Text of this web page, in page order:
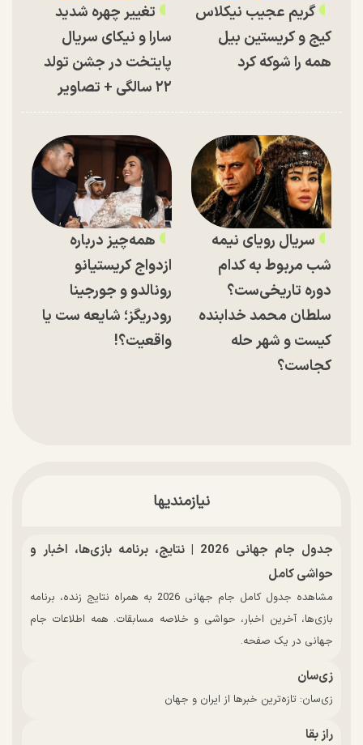
گریم عجیب نیکلاس
کیج و کریستین بیل
همه را شوکه کرد
تغییر چهره شدید
سارا و نیکای سریال
پایتخت در جشن تولد
۲۲ سالگی + تصاویر
سریال رویای نیمه
شب مربوط به کدام
دوره تاریخی‌ست؟
سلطان محمد خدابنده
کیست و شهر حله
کجاست؟
همه‌چیز درباره
ازدواج کریستیانو
رونالدو و جورجینا
رودریگز؛ شایعه ست یا
واقعیت؟!
نیازمندیها
جدول جام جهانی 2026 | نتایج، برنامه بازی‌ها، اخبار و
حواشی کامل
مشاهده جدول کامل جام جهانی 2026 به همراه نتایج زنده، برنامه
بازی‌ها، آخرین اخبار، حواشی و خلاصه مسابقات. همه اطلاعات جام
جهانی در یک صفحه.
زی‌سان
زی‌سان: تازه‌ترین خبرها از ایران و جهان
راز بقا